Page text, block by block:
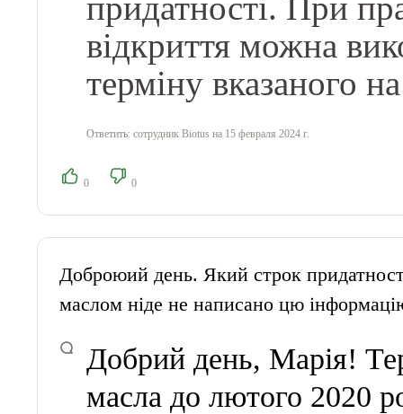
відкриття можна
терміну вказаного
Ответить: сотрудник Biotus на 15 февраля 2024 г.
0 0
Доброюий день. Який строк
маслом ніде не написано цю
Добрий день, Марія!
масла до лютого 2020